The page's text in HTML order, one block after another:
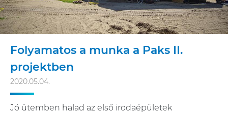
Folyamatos a munka a Paks II.
projektben
2020.05.04.
Jó ütemben halad az első irodaépületek